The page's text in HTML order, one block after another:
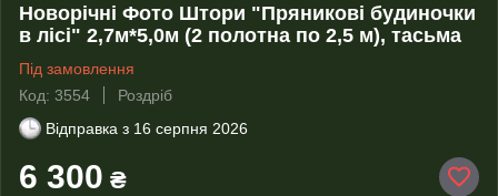
Новорічні Фото Штори "Пряникові будиночки
в лісі" 2,7м*5,0м (2 полотна по 2,5 м), тасьма
Під замовлення
Код: 3554
Роздріб
Відправка з 16 серпня 2026
6 300 ₴